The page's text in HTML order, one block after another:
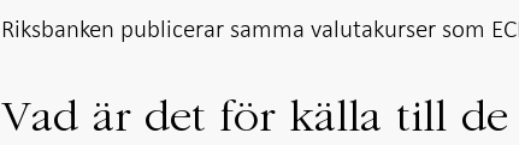
Riksbanken publicerar samma valutakurser som
Vad är det för källa till